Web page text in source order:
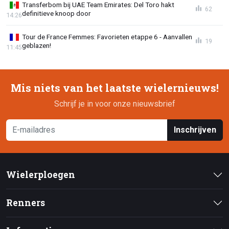
Transferbom bij UAE Team Emirates: Del Toro hakt
definitieve knoop door
14:26
62
Tour de France Femmes: Favorieten etappe 6 - Aanvallen
geblazen!
11:45
19
Mis niets van het laatste wielernieuws!
Schrijf je in voor onze nieuwsbrief
Inschrijven
Wielerploegen
Renners